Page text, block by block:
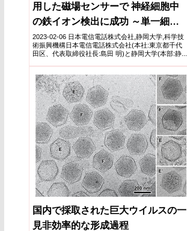
用した磁場センサーで 神経細胞中
の鉄イオン検出に成功 ～単一細胞
相当の分解能を持つ高精密病理検査
の実現に向けた原理を確立～
2023-02-06 日本電信電話株式会社,静岡大学,科学技
術振興機構日本電信電話株式会社(本社:東京都千代
田区、代表取締役社長:島田 明)と静岡大学(本部:静...
国内で採取された巨大ウイルスの一
見非効率的な形成過程